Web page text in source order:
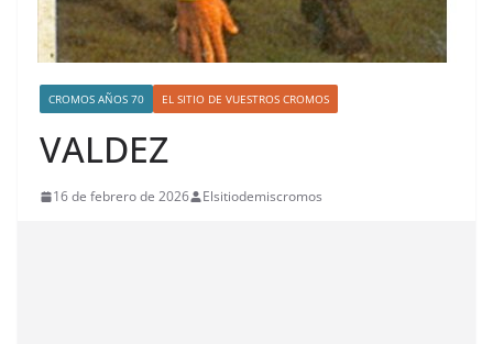
CROMOS AÑOS 70 EL SITIO DE VUESTROS CROMOS
VALDEZ
16 de febrero de 2026 Elsitiodemiscromos